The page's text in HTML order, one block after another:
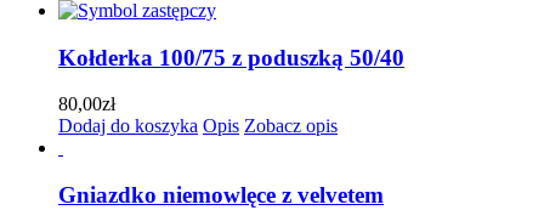
Kołderka 100/75 z poduszką 50/40
80,00zł
Dodaj do koszyka Opis Zobacz opis
Gniazdko niemowlęce z velvetem